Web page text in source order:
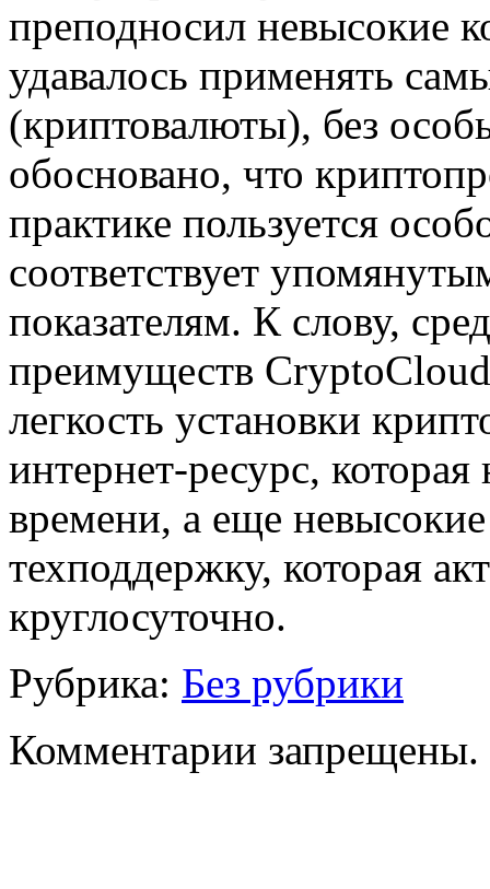
преподносил невысокие
удавалось применять
(криптовалюты), без
обосновано, что
практике пользуется
соответствует
показателям. К слову,
преимуществ CryptoCloud
легкость установки
интернет-ресурс,
времени, а еще
техподдержку, которая
круглосуточно.
Рубрика: Без рубрики
Комментарии запрещены.